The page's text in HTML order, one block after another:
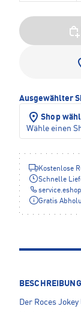
Ausgewählter
Shop
Wähle einen
Kostenlose
Schnelle
service.eshop
Gratis
BESCHREIBUNG
Der Roces